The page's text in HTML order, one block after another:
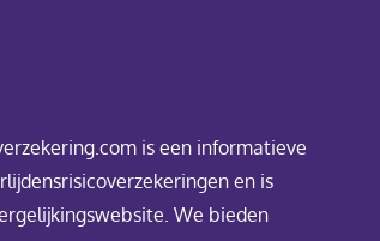
is een informatieve
en is
We bieden